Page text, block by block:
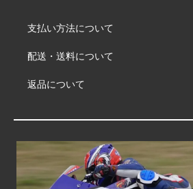
支払い方法について
配送・送料について
返品について